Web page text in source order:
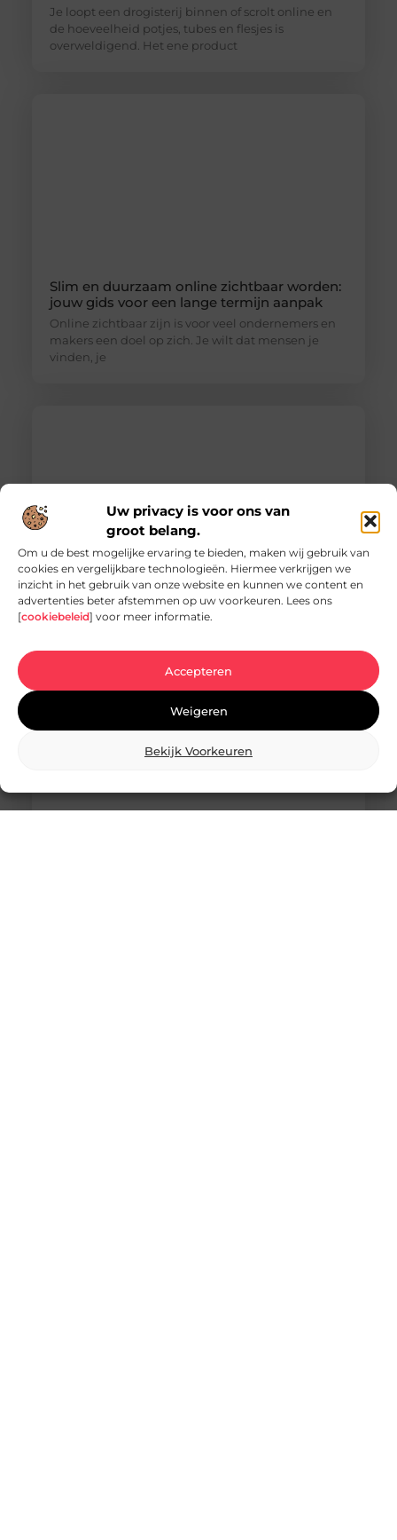
Uw privacy is voor ons van
groot belang.
Om u de best mogelijke ervaring te bieden, maken wij gebruik van
cookies en vergelijkbare technologieën. Hiermee verkrijgen we
inzicht in het gebruik van onze website en kunnen we content en
advertenties beter afstemmen op uw voorkeuren. Lees ons
[cookiebeleid] voor meer informatie.
Accepteren
Weigeren
Bekijk Voorkeuren
Je loopt een drogisterij binnen of scrolt online en
de hoeveelheid potjes, tubes en flesjes is
overweldigend. Het ene product
Slim en duurzaam online zichtbaar worden:
jouw gids voor een lange termijn aanpak
Online zichtbaar zijn is voor veel ondernemers en
makers een doel op zich. Je wilt dat mensen je
vinden, je
Vacature hovenier in Ermelo: een uniek
carrièrepad in het groen
groene sector? Dan is de vacature hovenier in
Ermelo wellicht precies wat